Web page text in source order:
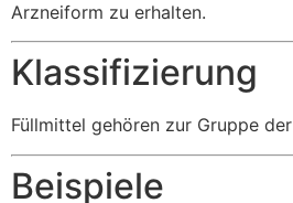
Arzneiform zu erhalten.
Klassifizierung
Füllmittel gehören zur Gruppe der
Beispiele